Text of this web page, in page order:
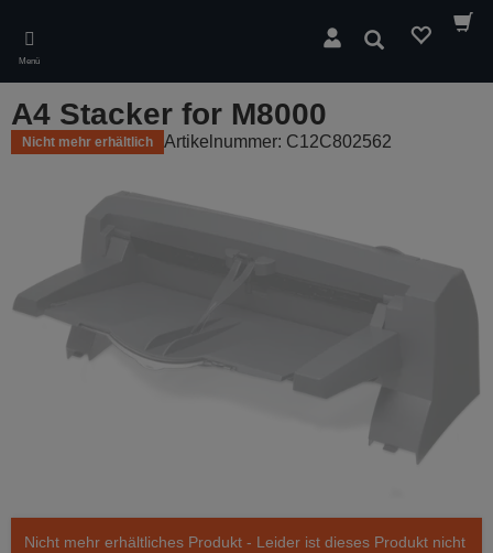
main
content
Menü
Suchen
A4 Stacker for M8000
Nicht mehr erhältlich Artikelnummer: C12C802562
Nicht mehr erhältliches Produkt - Leider ist dieses Produkt nicht